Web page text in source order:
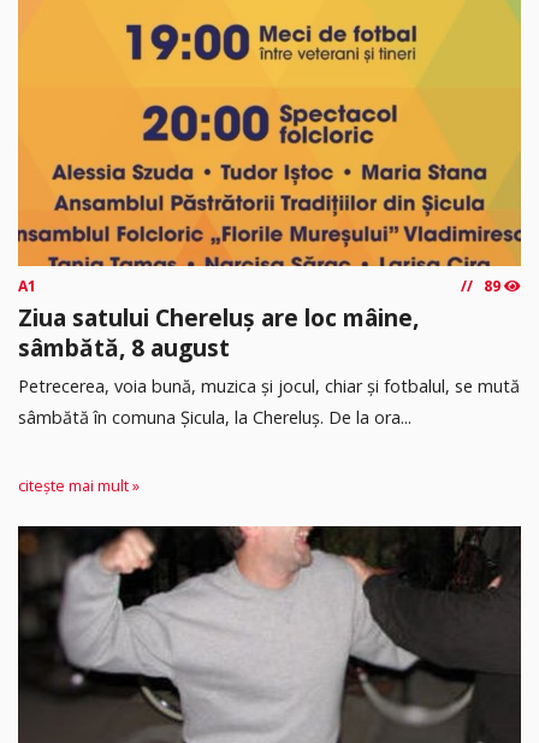
A1 89
Ziua satului Chereluș are loc mâine,
sâmbătă, 8 august
Petrecerea, voia bună, muzica și jocul, chiar și fotbalul, se mută
sâmbătă în comuna Șicula, la Chereluș. De la ora...
citește mai mult »